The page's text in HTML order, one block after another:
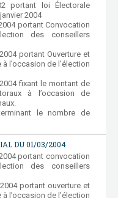
portant loi Électorale
2004
portant Convocation
des conseillers
portant Ouverture et
l’occasion de l’élection
fixant le montant de
à l’occasion de
le nombre de
DU 01/03/2004
portant convocation
des conseillers
portant ouverture et
l’occasion de l’élection